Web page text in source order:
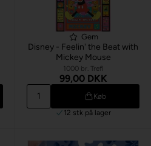
Gem
Disney - Feelin' the Beat with
Mickey Mouse
1000 br. Trefl
99,00 DKK
Køb
12 stk på lager